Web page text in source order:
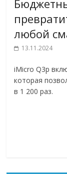
любой
13.11.2024
iMicro Q3p
которая
в 1 200 раз.